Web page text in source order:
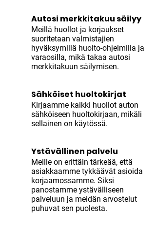
Autosi merkkitakuu säilyy
Meillä huollot ja korjaukset
suoritetaan valmistajien
hyväksymillä huolto-ohjelmilla ja
varaosilla, mikä takaa autosi
merkkitakuun säilymisen.
Sähköiset huoltokirjat
Kirjaamme kaikki huollot auton
sähköiseen huoltokirjaan, mikäli
sellainen on käytössä.
Ystävällinen palvelu
Meille on erittäin tärkeää, että
asiakkaamme tykkäävät asioida
korjaamossamme. Siksi
panostamme ystävälliseen
palveluun ja meidän arvostelut
puhuvat sen puolesta.